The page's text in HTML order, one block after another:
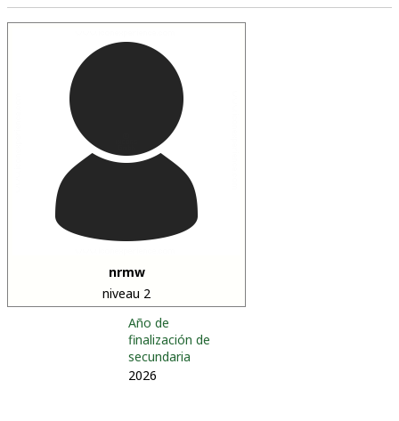
nrmw
niveau 2
Año de
finalización de
secundaria
2026